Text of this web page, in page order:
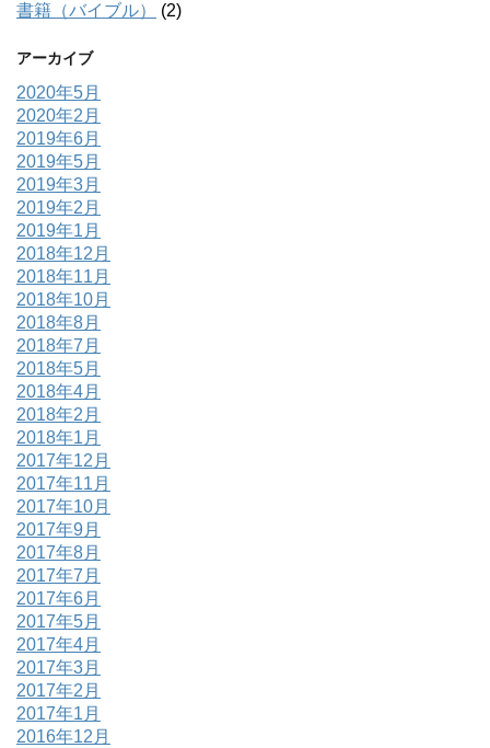
書籍（バイブル）
(2)
アーカイブ
2020年5月
2020年2月
2019年6月
2019年5月
2019年3月
2019年2月
2019年1月
2018年12月
2018年11月
2018年10月
2018年8月
2018年7月
2018年5月
2018年4月
2018年2月
2018年1月
2017年12月
2017年11月
2017年10月
2017年9月
2017年8月
2017年7月
2017年6月
2017年5月
2017年4月
2017年3月
2017年2月
2017年1月
2016年12月